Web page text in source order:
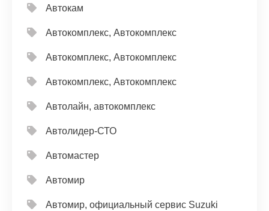
Автокам
Автокомплекс, Автокомплекс
Автокомплекс, Автокомплекс
Автокомплекс, Автокомплекс
Автолайн, автокомплекс
Автолидер-СТО
Автомастер
Автомир
Автомир, официальный сервис Suzuki